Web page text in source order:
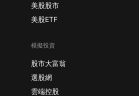
美股股市
美股ETF
模擬投資
股市大富翁
選股網
雲端控股